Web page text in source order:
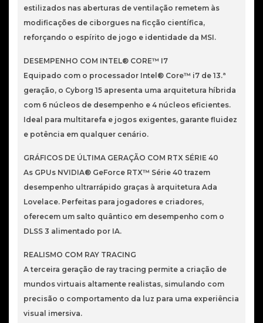
estilizados nas aberturas de ventilação remetem às
modificações de ciborgues na ficção científica,
reforçando o espírito de jogo e identidade da MSI.
DESEMPENHO COM INTEL® CORE™ I7
Equipado com o processador Intel® Core™ i7 de 13.ª
geração, o Cyborg 15 apresenta uma arquitetura híbrida
com 6 núcleos de desempenho e 4 núcleos eficientes.
Ideal para multitarefa e jogos exigentes, garante fluidez
e potência em qualquer cenário.
GRÁFICOS DE ÚLTIMA GERAÇÃO COM RTX SÉRIE 40
As GPUs NVIDIA® GeForce RTX™ Série 40 trazem
desempenho ultrarrápido graças à arquitetura Ada
Lovelace. Perfeitas para jogadores e criadores,
oferecem um salto quântico em desempenho com o
DLSS 3 alimentado por IA.
REALISMO COM RAY TRACING
A terceira geração de ray tracing permite a criação de
mundos virtuais altamente realistas, simulando com
precisão o comportamento da luz para uma experiência
visual imersiva.